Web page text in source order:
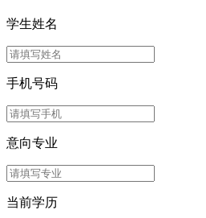
学生姓名
手机号码
意向专业
当前学历